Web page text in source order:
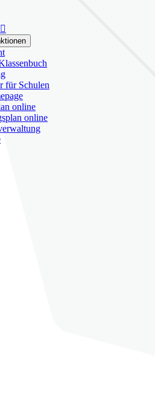

für Schulen
online
online